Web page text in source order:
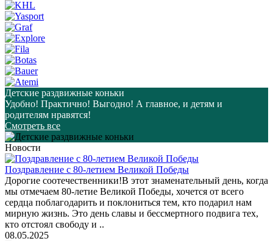
Детские раздвижные коньки
Удобно! Практично! Выгодно! А главное, и детям и
родителям нравятся!
Смотреть все
Новости
Поздравление с 80-летием Великой Победы
Дорогие соотечественники!В этот знаменательный день, когда
мы отмечаем 80-летие Великой Победы, хочется от всего
сердца поблагодарить и поклониться тем, кто подарил нам
мирную жизнь. Это день славы и бессмертного подвига тех,
кто отстоял свободу и ..
08.05.2025